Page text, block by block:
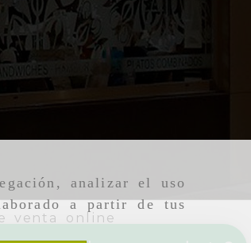
analizar el uso
a partir de tus
venta online